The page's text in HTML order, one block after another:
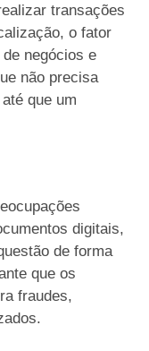
transações
o fator
negócios e
não precisa
que um
digitais,
de forma
que os
fraudes,